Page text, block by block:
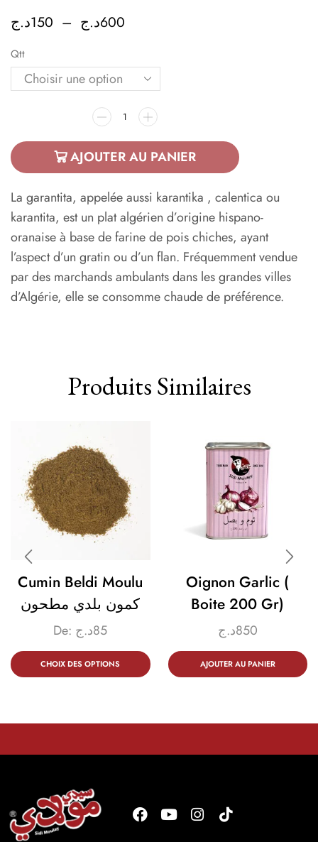
150د.ج – 600د.ج
Qtt
AJOUTER AU PANIER
La garantita, appelée aussi karantika , calentica ou
karantita, est un plat algérien d’origine hispano-
oranaise à base de farine de pois chiches, ayant
l’aspect d’un gratin ou d’un flan. Fréquemment vendue
par des marchands ambulants dans les grandes villes
d’Algérie, elle se consomme chaude de préférence.
Produits Similaires
Cumin Beldi Moulu
كمون بلدي مطحون
De: 85د.ج
CHOIX DES OPTIONS
Oignon Garlic (
Boite 200 Gr)
850د.ج
AJOUTER AU PANIER